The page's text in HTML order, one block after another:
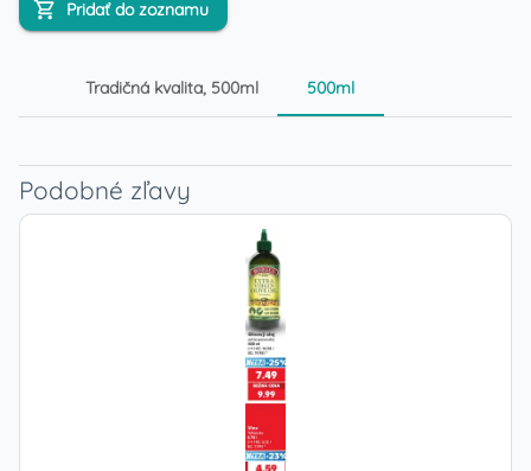
Pridať do zoznamu
Tradičná kvalita, 500ml 500ml
Podobné zľavy